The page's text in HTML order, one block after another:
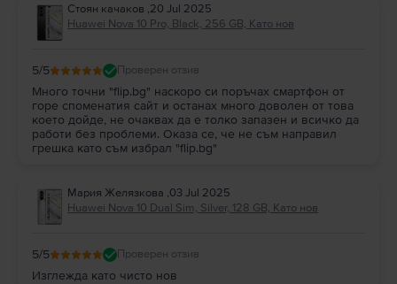
Стоян качаков ,20 Jul 2025
Huawei Nova 10 Pro, Black, 256 GB, Като нов
5/5 Проверен отзив
Много точни "flip.bg" наскоро си поръчах смартфон от
горе споменатия сайт и останах много доволен от това
което дойде, не очаквах да е толко запазен и всичко да
работи без проблеми. Оказа се, че не съм направил
грешка като съм избрал "flip.bg"
Мария Желязкова ,03 Jul 2025
Huawei Nova 10 Dual Sim, Silver, 128 GB, Като нов
5/5 Проверен отзив
Изглежда като чисто нов